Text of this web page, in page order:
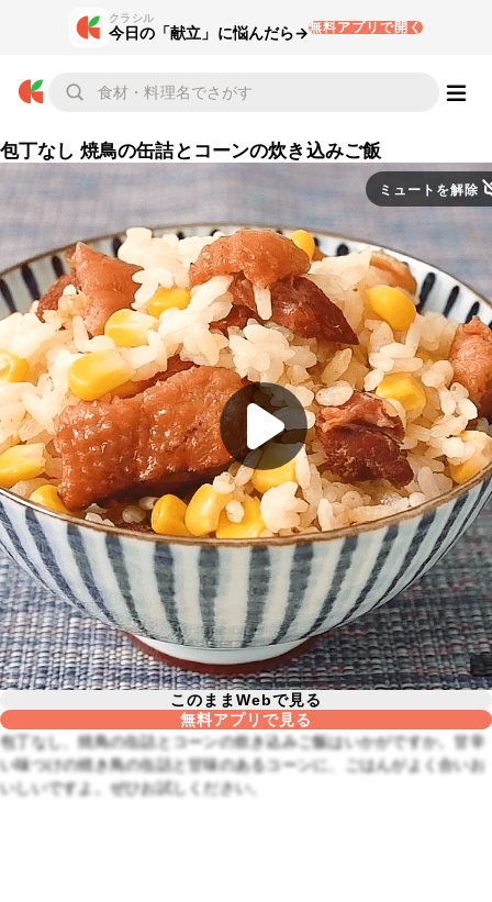
クラシル
今日の「献立」に悩んだら→無料アプリで開く
包丁なし 焼鳥の缶詰とコーンの炊き込みご飯
ミュートを解除
このままWebで見る
無料アプリで見る
包丁なし、焼鳥の缶詰とコーンの炊き込みご飯はいかがですか。甘辛
い味つけの焼き鳥の缶詰と甘味のあるコーンに、ごはんがよく合いお
いしいですよ。ぜひお試しください。